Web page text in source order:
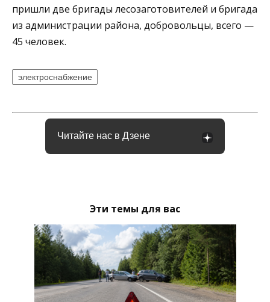
пришли две бригады лесозаготовителей и бригада
из администрации района, добровольцы, всего —
45 человек.
электроснабжение
Читайте нас в Дзене
Эти темы для вас